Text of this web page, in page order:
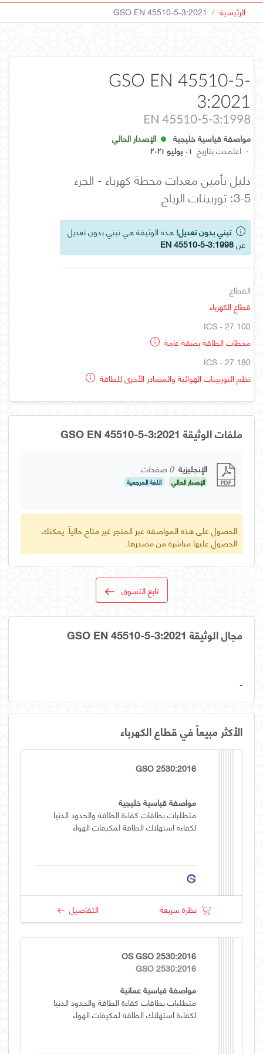
الرئيسية GSO EN 45510-5-3:2021
GSO EN 45510-5-
3:2021
EN 45510-5-3:1998
مواصفة قياسية خليجية
الإصدار الحالي
· اعتمدت بتاريخ ٠١ يوليو ٢٠٢١
دليل تأمين معدات محطة كهرباء - الجزء
5-3: توربينات الرياح
تبني بدون تعديل! هذه الوثيقة هي تبني بدون تعديل
عنEN 45510-5-3:1998
القطاع
قطاع الكهرباء
ICS - 27.100
محطات الطاقة بصفة عامة
ICS - 27.180
نظم التوربينات الهوائية والمصادر الأخرى للطاقة
ملفات الوثيقة GSO EN 45510-5-3:2021
الإنجليزية 0 صفحات
الإصدار الحالي اللغة المرجعية
الحصول على هذه المواصفة عبر المتجر غير متاح حالياً. يمكنك
الحصول عليها مباشرة من مصدرها.
تابع التسوق
مجال الوثيقة GSO EN 45510-5-3:2021
-
الأكثر مبيعاً في قطاع الكهرباء
GSO 2530:2016
مواصفة قياسية خليجية
متطلبات بطاقات كفاءة الطاقة والحدود الدنيا
لكفاءة استهلاك الطاقة لمكيفات الهواء
نظرة سريعة التفاصيل
OS GSO 2530:2016
GSO 2530:2016
مواصفة قياسية عمانية
متطلبات بطاقات كفاءة الطاقة والحدود الدنيا
لكفاءة استهلاك الطاقة لمكيفات الهواء